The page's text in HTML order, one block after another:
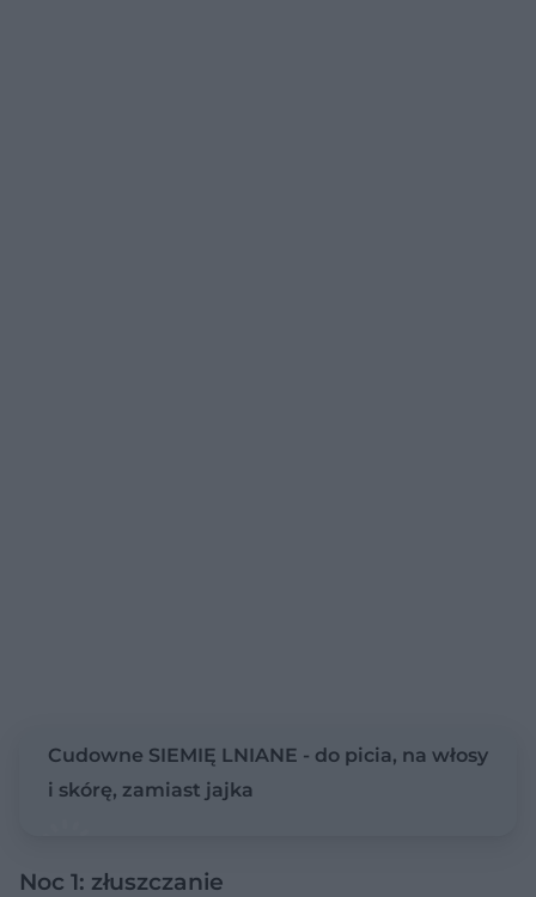
Cudowne SIEMIĘ LNIANE - do picia, na włosy
i skórę, zamiast jajka
Noc 1: złuszczanie